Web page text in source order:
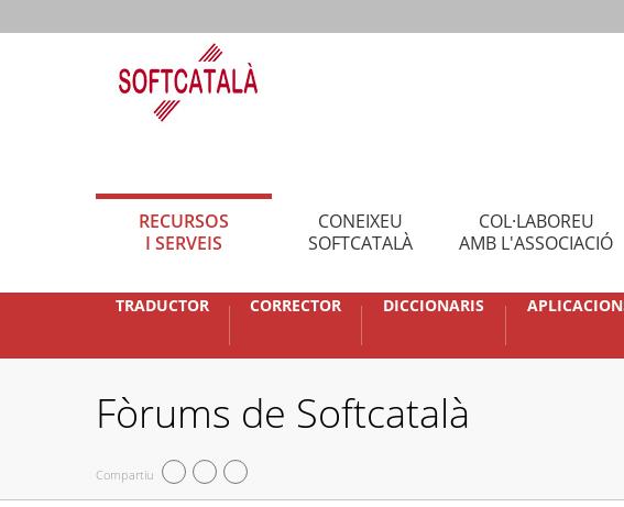
RECURSOS
I SERVEIS
CONEIXEU
SOFTCATALÀ
COL·LABOREU
AMB L'ASSOCIACIÓ
TRADUCTOR CORRECTOR DICCIONARIS
Fòrums de Softcatalà
Compartiu